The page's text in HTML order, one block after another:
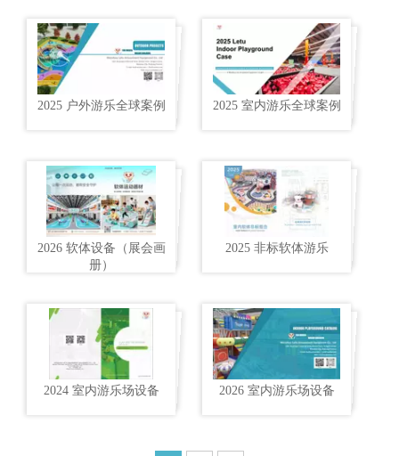
2025 户外游乐全球案例 2025 室内游乐全球案例
2026 软体设备（展会画
册）
2025 非标软体游乐
2024 室内游乐场设备 2026 室内游乐场设备